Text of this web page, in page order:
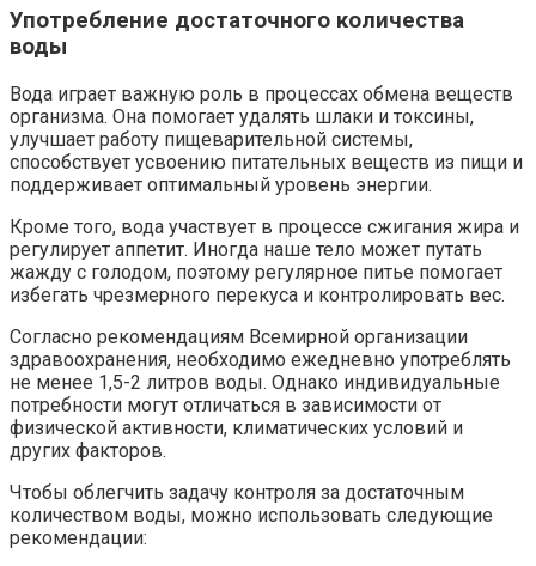
Употребление достаточного количества
воды
Вода играет важную роль в процессах обмена веществ
организма. Она помогает удалять шлаки и токсины,
улучшает работу пищеварительной системы,
способствует усвоению питательных веществ из пищи и
поддерживает оптимальный уровень энергии.
Кроме того, вода участвует в процессе сжигания жира и
регулирует аппетит. Иногда наше тело может путать
жажду с голодом, поэтому регулярное питье помогает
избегать чрезмерного перекуса и контролировать вес.
Согласно рекомендациям Всемирной организации
здравоохранения, необходимо ежедневно употреблять
не менее 1,5-2 литров воды. Однако индивидуальные
потребности могут отличаться в зависимости от
физической активности, климатических условий и
других факторов.
Чтобы облегчить задачу контроля за достаточным
количеством воды, можно использовать следующие
рекомендации: